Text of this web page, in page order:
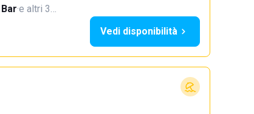
Bar·e altri 3…
Vedi disponibilità